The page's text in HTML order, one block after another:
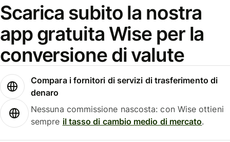
Scarica subito la nostra
app gratuita Wise per la
conversione di valute
Compara i fornitori di servizi di trasferimento di
denaro
Nessuna commissione nascosta: con Wise ottieni
sempre il tasso di cambio medio di mercato.